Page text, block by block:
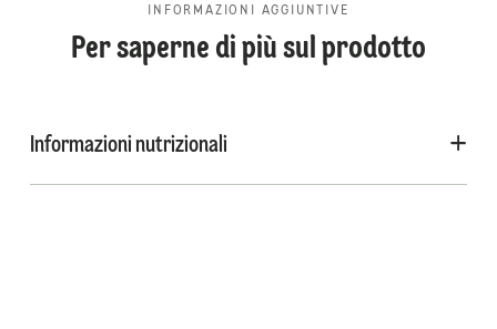
INFORMAZIONI AGGIUNTIVE
Per saperne di più sul prodotto
Informazioni nutrizionali